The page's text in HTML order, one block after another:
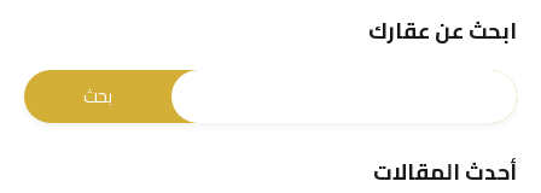
ابحث عن عقارك
أحدث المقالات